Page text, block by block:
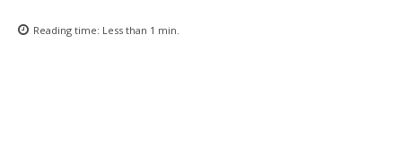
Reading time: Less than 1 min.